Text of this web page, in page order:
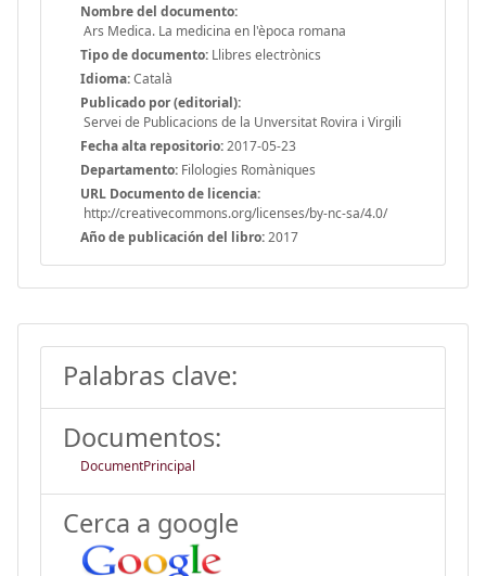
Nombre del documento:
Ars Medica. La medicina en l'època romana
Tipo de documento: Llibres electrònics
Idioma:Català
Publicado por (editorial):
Servei de Publicacions de la Unversitat Rovira i Virgili
Fecha alta repositorio:2017-05-23
Departamento: Filologies Romàniques
URL Documento de licencia:
http://creativecommons.org/licenses/by-nc-sa/4.0/
Año de publicación del libro:2017
Palabras clave:
Documentos:
DocumentPrincipal
Cerca a google